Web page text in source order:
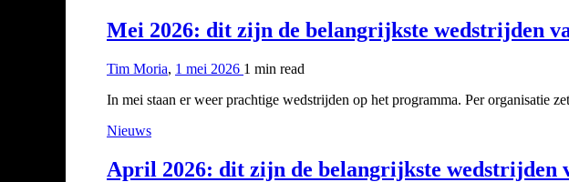
Mei 2026: dit zijn de belangrijkste wedstrijden
Tim Moria, 1 mei 2026 1 min read
In mei staan er weer prachtige wedstrijden op het programma. Per organisatie
Nieuws
April 2026: dit zijn de belangrijkste wedstrijden